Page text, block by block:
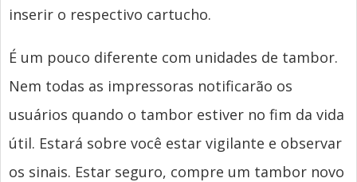
inserir o respectivo cartucho.
É um pouco diferente com unidades de tambor.
Nem todas as impressoras notificarão os
usuários quando o tambor estiver no fim da vida
útil. Estará sobre você estar vigilante e observar
os sinais. Estar seguro, compre um tambor novo